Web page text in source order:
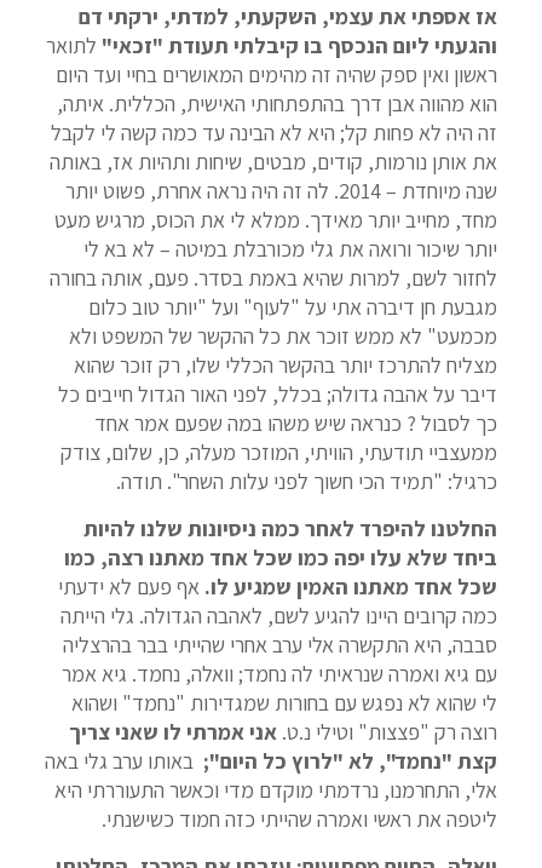
אז אספתי את עצמי, השקעתי, למדתי, ירקתי דם
והגעתי ליום הנכסף בו קיבלתי תעודת "זכאי" לתואר
ראשון ואין ספק שהיה זה מהימים המאושרים בחיי ועד היום
הוא מהווה אבן דרך בהתפתחותי האישית, הכללית. איתה,
זה היה לא פחות קל; היא לא הבינה עד כמה קשה לי לקבל
את אותן נורמות, קודים, מבטים, שיחות ותהיות אז, באותה
שנה מיוחדת – 2014. לה זה היה נראה אחרת, פשוט יותר
מחד, מחייב יותר מאידך. ממלא לי את הכוס, מרגיש מעט
יותר שיכור ורואה את גלי מכורבלת במיטה – לא בא לי
לחזור לשם, למרות שהיא באמת בסדר. פעם, אותה בחורה
מגבעת חן דיברה אתי על "לעוף" ועל "יותר טוב כלום
מכמעט" לא ממש זוכר את כל ההקשר של המשפט ולא
מצליח להתרכז יותר בהקשר הכללי שלו, רק זוכר שהוא
דיבר על אהבה גדולה; בכלל, לפני האור הגדול חייבים כל
כך לסבול ? כנראה שיש משהו במה שפעם אמר אחד
ממעצביי תודעתי, הוויתי, המוזכר מעלה, כן, שלום, צודק
כרגיל: "תמיד הכי חשוך לפני עלות השחר". תודה.
החלטנו להיפרד לאחר כמה ניסיונות שלנו להיות
ביחד שלא עלו יפה כמו שכל אחד מאתנו רצה, כמו
שכל אחד מאתנו האמין שמגיע לו. אף פעם לא ידעתי
כמה קרובים היינו להגיע לשם, לאהבה הגדולה. גלי הייתה
סבבה, היא התקשרה אלי ערב אחרי שהייתי בבר בהרצליה
עם גיא ואמרה שנראיתי לה נחמד; וואלה, נחמד. גיא אמר
לי שהוא לא נפגש עם בחורות שמגדירות "נחמד" ושהוא
רוצה רק "פצצות" וטילי נ.ט. אני אמרתי לו שאני צריך
קצת "נחמד", לא "לרוץ כל היום"; באותו ערב גלי באה
אלי, התחרמנו, נרדמתי מוקדם מדי וכאשר התעוררתי היא
ליטפה את ראשי ואמרה שהייתי כזה חמוד כשישנתי.